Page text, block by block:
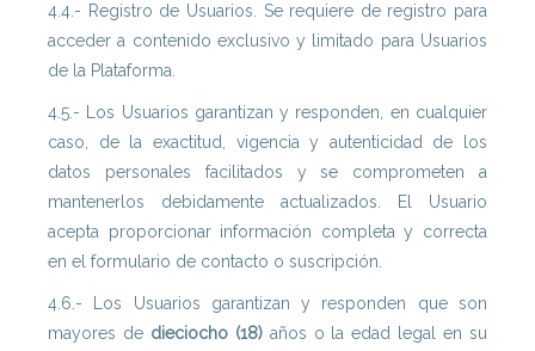
4.4.- Registro de Usuarios. Se requiere de registro para
acceder a contenido exclusivo y limitado para Usuarios
de la Plataforma.
4.5.- Los Usuarios garantizan y responden, en cualquier
caso, de la exactitud, vigencia y autenticidad de los
datos personales facilitados y se comprometen a
mantenerlos debidamente actualizados. El Usuario
acepta proporcionar información completa y correcta
en el formulario de contacto o suscripción.
4.6.- Los Usuarios garantizan y responden que son
mayores de dieciocho (18) años o la edad legal en su